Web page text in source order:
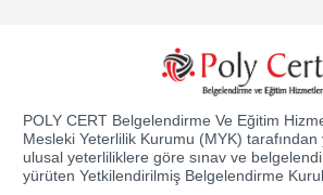
POLY CERT Belgelendirme Ve Eğitim
Mesleki Yeterlilik Kurumu (MYK) tarafından
ulusal yeterliliklere göre sınav ve
yürüten Yetkilendirilmiş Belgelendirme